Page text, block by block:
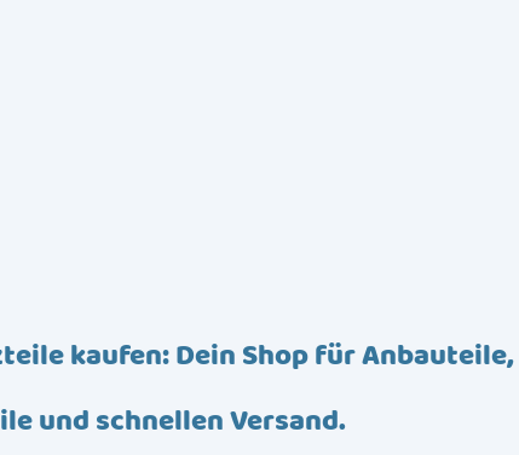
kaufen: Dein Shop für Anbauteile,
und schnellen Versand.